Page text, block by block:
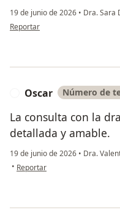
19 de junio de 2026 • Dra. Sara
en opinión del usuario Alex
Reportar
Oscar Número de
La consulta con la
detallada y amable.
19 de junio de 2026 • Dra.
• en opinión del usuario Oscar
Reportar